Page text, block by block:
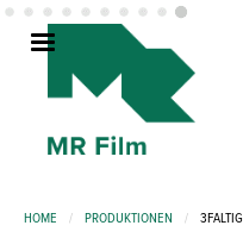
HOME / PRODUKTIONEN / 3FALTIG